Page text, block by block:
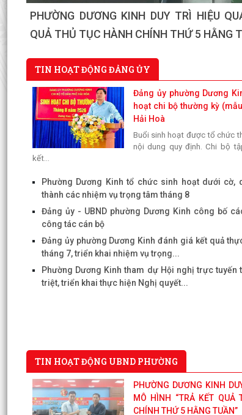
Phường Dương Kinh tham dự Hội nghị
thường lệ giữa năm 2026 HĐND thành phố
TIN HOẠT ĐỘNG ĐẢNG ỦY
Đảng ủy phường Dương
hoạt chi bộ thường kỳ
Hải Hoà
Buổi sinh hoạt được tổ chức
nội dung quy định. Chi bộ
kết...
Phường Dương Kinh tổ chức sinh hoạt dưới cờ,
thành các nhiệm vụ trọng tâm tháng 8
Đảng ủy - UBND phường Dương Kinh công bố
công tác cán bộ
Đảng ủy phường Dương Kinh đánh giá kết quả
tháng 7, triển khai nhiệm vụ trọng...
Phường Dương Kinh tham dự Hội nghị trực tuyến
triệt, triển khai thực hiện Nghị quyết...
TIN HOẠT ĐỘNG UBND PHƯỜNG
PHƯỜNG DƯƠNG KINH
MÔ HÌNH “TRẢ KẾT QUẢ
CHÍNH THỨ 5 HẰNG TUẦN”